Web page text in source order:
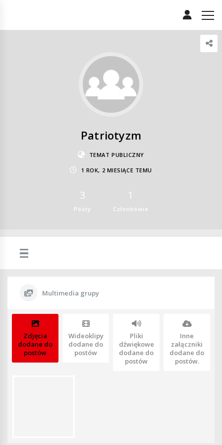
Patriotyzm
TEMAT PUBLICZNY
1 ROK, 2 MIESIĄCE TEMU
3
Posty
1
Członkowie
Multimedia grupy
Zdjęcia
dodane do
postów
Wideoklipy
dodane do
postów
Pliki
dźwiękowe
dodane do
postów
Inne
załączniki
dodane do
postów.